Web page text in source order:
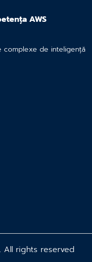
AWS
complexe de inteligență
. All rights reserved